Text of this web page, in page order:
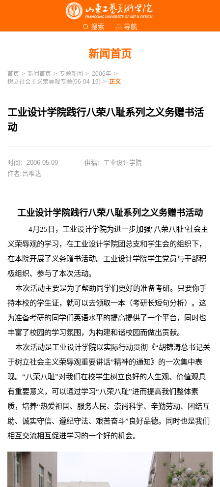
搜索 导航
新闻首页
首页 > 新闻首页 > 专题新闻 > 2006年 >
树立社会主义荣辱观专题(06-04-19) > 正文
工业设计学院践行八荣八耻系列之义务赠书活
动
时间：2006.05.09
供稿：工业设计学院
作者:吕唯达
工业设计学院践行八荣八耻系列之义务赠书活动
4月25日，工业设计学院为进一步加强"八荣八耻"社会主
义荣辱观的学习，在工业设计学院团总支和学生会的组织下，
在本院开展了义务赠书活动。工业设计学院学生党员与干部积
极组织、参与了本次活动。
本次活动主要是为了帮助同学们更好的准备考研。只要你手
持本校的学生证，就可以去领取一本（考研长短句分析）。这
为准备考研的同学们英语水平的提高提供了一个平台，同时也
丰富了校园的学习氛围，为构建和谐校园而做出贡献。
本次活动是工业设计学院以实际行动贯彻《“胡锦涛总书记关
于树立社会主义荣辱观重要讲话”精神的通知》的一次集中表
现。“八荣八耻”对我们在校学生树立良好的人生观、价值观具
有重要意义，可以通过学习“八荣八耻”进而提高我们整体素
质，培养“热爱祖国、服务人民、崇尚科学、辛勤劳动、团结互
助、诚实守信、遵纪守法、艰苦奋斗”良好品德。同时也是我们
相互交流相互促进学习的一个好的机会。